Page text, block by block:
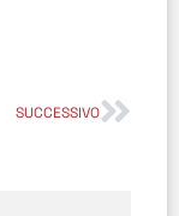
SUCCESSIVO